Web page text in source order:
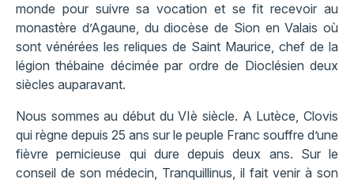
monde pour suivre sa vocation et se fit recevoir au
monastère d’Agaune, du diocèse de Sion en Valais où
sont vénérées les reliques de Saint Maurice, chef de la
légion thébaine décimée par ordre de Dioclésien deux
siècles auparavant.
Nous sommes au début du VIè siècle. A Lutèce, Clovis
qui règne depuis 25 ans sur le peuple Franc souffre d’une
fièvre pernicieuse qui dure depuis deux ans. Sur le
conseil de son médecin, Tranquillinus, il fait venir à son